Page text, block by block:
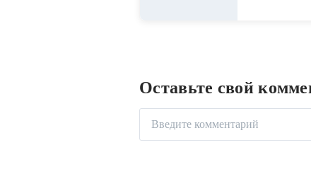
Оставьте свой